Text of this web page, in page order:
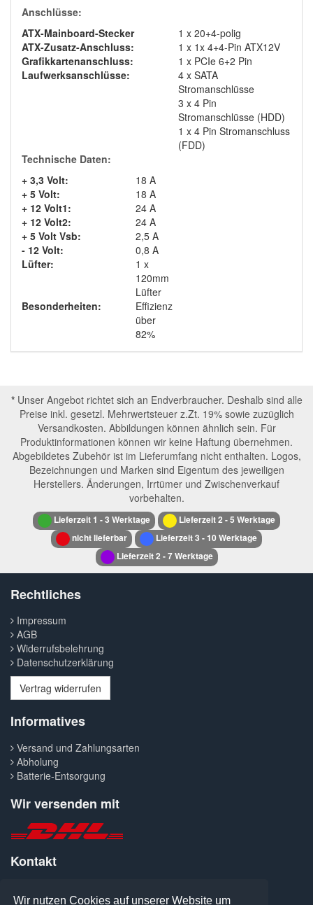
Wir nutzen Cookies auf unserer Website um
Anschlüsse:
ATX-Mainboard-Stecker
1 x 20+4-polig
ATX-Zusatz-Anschluss:
1 x 1x 4+4-Pin ATX12V
Grafikkartenanschluss:
1 x PCIe 6+2 Pin
Laufwerksanschlüsse:
4 x SATA
Stromanschlüsse
3 x 4 Pin
Stromanschlüsse (HDD)
1 x 4 Pin Stromanschluss
(FDD)
Technische Daten:
+ 3,3 Volt:
18 A
+ 5 Volt:
18 A
+ 12 Volt1:
24 A
+ 12 Volt2:
24 A
+ 5 Volt Vsb:
2,5 A
- 12 Volt:
0,8 A
Lüfter:
1 x
120mm
Lüfter
Besonderheiten:
Effizienz
über
82%
*Unser Angebot richtet sich an Endverbraucher. Deshalb sind alle
Preise inkl. gesetzl. Mehrwertsteuer z.Zt. 19% sowie zuzüglich
Versandkosten. Abbildungen können ähnlich sein. Für
Produktinformationen können wir keine Haftung übernehmen.
Abgebildetes Zubehör ist im Lieferumfang nicht enthalten. Logos,
Bezeichnungen und Marken sind Eigentum des jeweiligen
Herstellers. Änderungen, Irrtümer und Zwischenverkauf
vorbehalten.
Lieferzeit 1 - 3 Werktage
Lieferzeit 2 - 5 Werktage
nicht lieferbar
Lieferzeit 3 - 10 Werktage
Lieferzeit 2 - 7 Werktage
Rechtliches
Impressum
AGB
Widerrufsbelehrung
Datenschutzerklärung
Vertrag widerrufen
Informatives
Versand und Zahlungsarten
Abholung
Batterie-Entsorgung
Wir versenden mit
Kontakt
Fax: 0371-413041